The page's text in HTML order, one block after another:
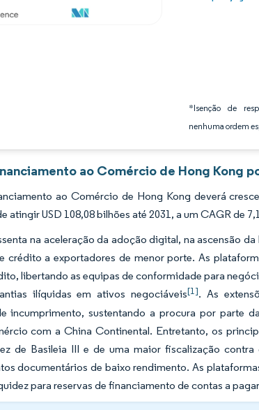
*Isenção de
nenhuma ordem
ao Comércio de Hong Kong
ao Comércio de Hong Kong deverá
atingir USD 108,08 bilhões até 2031, a um CAGR de
na aceleração da adoção digital, na ascensão
crédito a exportadores de menor porte. As
libertando as equipas de conformidade para
ilíquidas em ativos negociáveis[1]. As
incumprimento, sustentando a procura por parte
com a China Continental. Entretanto, os
de Basileia III e de uma maior fiscalização
documentários de baixo rendimento. As
para reservas de financiamento de contas a